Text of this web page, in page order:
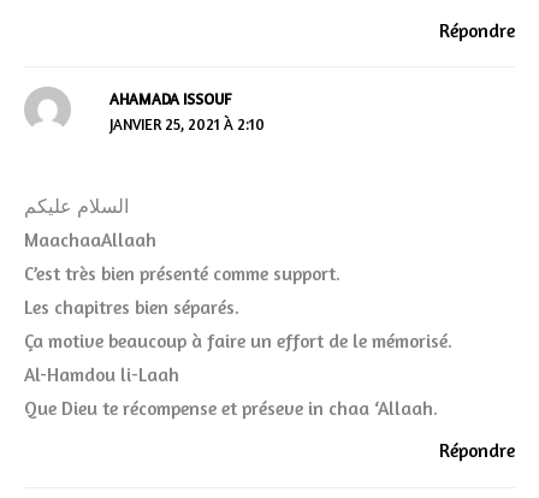
Répondre
AHAMADA ISSOUF
JANVIER 25, 2021 À 2:10
السلام عليكم
MaachaaAllaah
C’est très bien présenté comme support.
Les chapitres bien séparés.
Ça motive beaucoup à faire un effort de le mémorisé.
Al-Hamdou li-Laah
Que Dieu te récompense et préseve in chaa ‘Allaah.
Répondre